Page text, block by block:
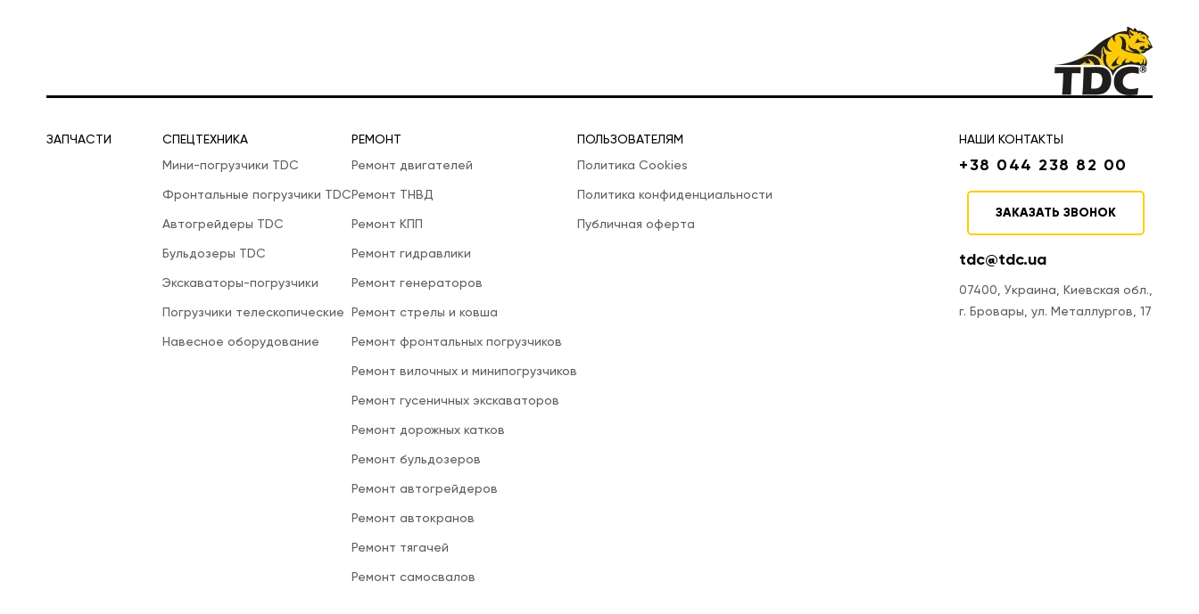
ЗАПЧАСТИ
СПЕЦТЕХНИКА
Мини-погрузчики TDC
Фронтальные погрузчики TDC
Автогрейдеры TDC
Бульдозеры TDC
Экскаваторы-погрузчики
Погрузчики телескопические
Навесное оборудование
РЕМОНТ
Ремонт двигателей
Ремонт ТНВД
Ремонт КПП
Ремонт гидравлики
Ремонт генераторов
Ремонт стрелы и ковша
Ремонт фронтальных погрузчиков
Ремонт вилочных и минипогрузчиков
Ремонт гусеничных экскаваторов
Ремонт дорожных катков
Ремонт бульдозеров
Ремонт автогрейдеров
Ремонт автокранов
Ремонт тягачей
Ремонт самосвалов
ПОЛЬЗОВАТЕЛЯМ
Политика Cookies
Политика конфиденциальности
Публичная оферта
НАШИ КОНТАКТЫ
+38 044 238 82 00
ЗАКАЗАТЬ ЗВОНОК
tdc@tdc.ua
07400, Украина, Киевская обл.,
г. Бровары, ул. Металлургов, 17